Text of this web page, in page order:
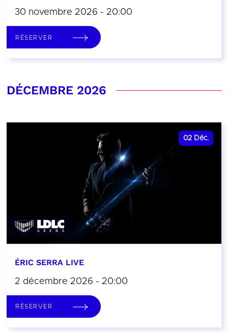
30 novembre 2026 - 20:00
RÉSERVER
DÉCEMBRE 2026
02 Déc.
ÉRIC SERRA LIVE
2 décembre 2026 - 20:00
RÉSERVER